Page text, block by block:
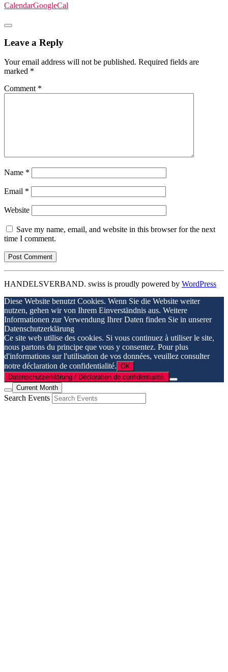
CalendarGoogleCal
Leave a Reply
Your email address will not be published. Required fields are
marked *
Comment *
Name *
Email *
Website
Save my name, email, and website in this browser for the next
time I comment.
HANDELSVERBAND. swiss is proudly powered by WordPress
Diese Website benutzt Cookies. Wenn Sie die Website weiter
nutzen, gehen wir von Ihrem Einverständnis aus. Weitere
Informationen zur Verwendung Ihrer Daten finden Sie in unserer
Datenschutzerklärung
Ce site web utilise des cookies. Si vous continuez à utiliser le site,
nous partons du principe que vous y consentez. Pour plus
d'informations sur l'utilisation de vos données, veuillez consulter
notre déclaration de confidentialité. OK
Datenschutzerklärung / Déclaration de confidentialité.
Current Month
Search Events